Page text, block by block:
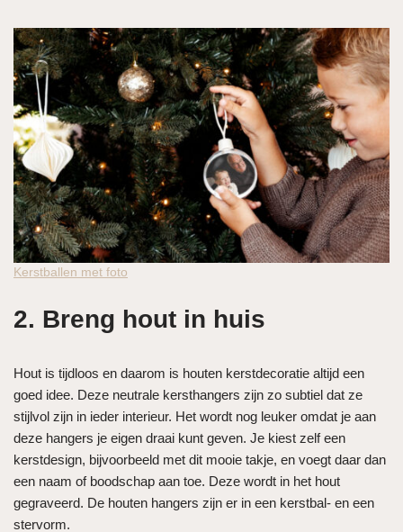
Kerstballen met foto
2. Breng hout in huis
Hout is tijdloos en daarom is houten kerstdecoratie altijd een
goed idee. Deze neutrale kersthangers zijn zo subtiel dat ze
stijlvol zijn in ieder interieur. Het wordt nog leuker omdat je aan
deze hangers je eigen draai kunt geven. Je kiest zelf een
kerstdesign, bijvoorbeeld met dit mooie takje, en voegt daar dan
een naam of boodschap aan toe. Deze wordt in het hout
gegraveerd. De houten hangers zijn er in een kerstbal- en een
stervorm.